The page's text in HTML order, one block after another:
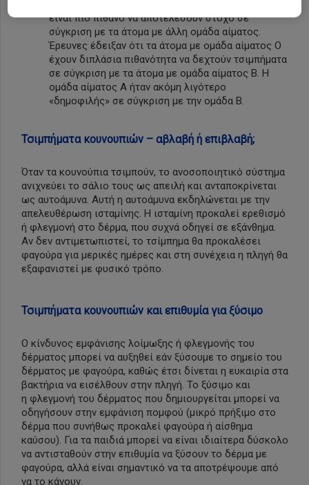
είναι πιο πιθανό να αποτελέσουν στόχο σε
σύγκριση με τα άτομα με άλλη ομάδα αίματος.
Έρευνες έδειξαν ότι τα άτομα με ομάδα αίματος O
έχουν διπλάσια πιθανότητα να δεχτούν τσιμπήματα
σε σύγκριση με τα άτομα με ομάδα αίματος B. Η
ομάδα αίματος A ήταν ακόμη λιγότερο
«δημοφιλής» σε σύγκριση με την ομάδα B.
Τσιμπήματα κουνουπιών – αβλαβή ή επιβλαβή;
Όταν τα κουνούπια τσιμπούν, το ανοσοποιητικό σύστημα
ανιχνεύει το σάλιο τους ως απειλή και ανταποκρίνεται
ως αυτοάμυνα. Αυτή η αυτοάμυνα εκδηλώνεται με την
απελευθέρωση ισταμίνης. Η ισταμίνη προκαλεί ερεθισμό
ή φλεγμονή στο δέρμα, που συχνά οδηγεί σε εξάνθημα.
Αν δεν αντιμετωπιστεί, το τσίμπημα θα προκαλέσει
φαγούρα για μερικές ημέρες και στη συνέχεια η πληγή θα
εξαφανιστεί με φυσικό τρόπο.
Τσιμπήματα κουνουπιών και επιθυμία για ξύσιμο
Ο κίνδυνος εμφάνισης λοίμωξης ή φλεγμονής του
δέρματος μπορεί να αυξηθεί εάν ξύσουμε το σημείο του
δέρματος με φαγούρα, καθώς έτσι δίνεται η ευκαιρία στα
βακτήρια να εισέλθουν στην πληγή. Το ξύσιμο και
η φλεγμονή του δέρματος που δημιουργείται μπορεί να
οδηγήσουν στην εμφάνιση πομφού (μικρό πρήξιμο στο
δέρμα που συνήθως προκαλεί φαγούρα ή αίσθημα
καύσου). Για τα παιδιά μπορεί να είναι ιδιαίτερα δύσκολο
να αντισταθούν στην επιθυμία να ξύσουν το δέρμα με
φαγούρα, αλλά είναι σημαντικό να τα αποτρέψουμε από
να το κάνουν.